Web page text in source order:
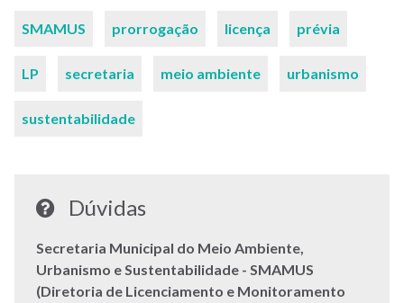
Palavras-
SMAMUS prorrogação licença prévia
LP secretaria meio ambiente urbanismo
sustentabilidade
Dúvidas
Secretaria Municipal do Meio Ambiente,
Urbanismo e Sustentabilidade - SMAMUS
(Diretoria de Licenciamento e Monitoramento